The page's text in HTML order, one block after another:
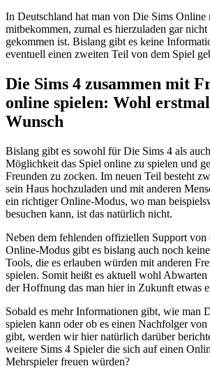
In Deutschland hat man von Die Sims Online
mitbekommen, zumal es hierzuladen gar
gekommen ist. Bislang gibt es keine
eventuell einen zweiten Teil von dem Spiel
Die Sims 4 zusammen mit
online spielen: Wohl
Wunsch
Bislang gibt es sowohl für Die Sims 4 als
Möglichkeit das Spiel online zu spielen und
Freunden zu zocken. Im neuen Teil besteht
sein Haus hochzuladen und mit anderen
ein richtiger Online-Modus, wo man
besuchen kann, ist das natürlich nicht.
Neben dem fehlenden offiziellen Support von
Online-Modus gibt es bislang auch noch
Tools, die es erlauben würden mit anderen
spielen. Somit heißt es aktuell wohl
der Hoffnung das man hier in Zukunft etwas
Sobald es mehr Informationen gibt, wie man
spielen kann oder ob es einen Nachfolger
gibt, werden wir hier natürlich darüber
weitere Sims 4 Spieler die sich auf einen
Mehrspieler freuen würden?